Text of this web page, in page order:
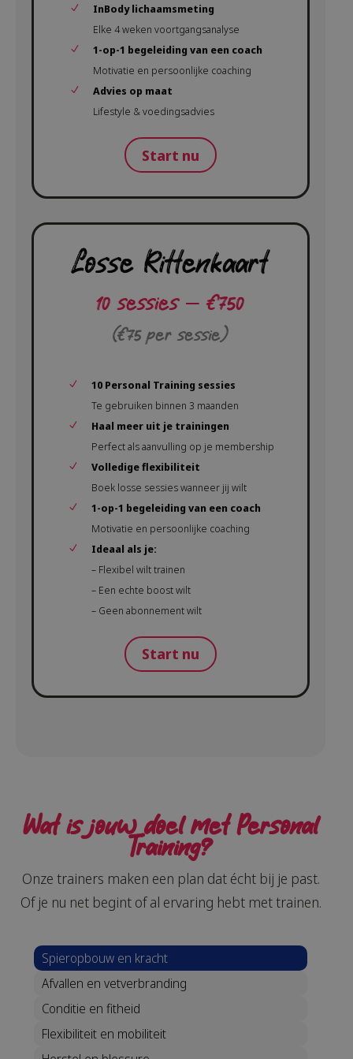
InBody lichaamsmeting
Elke 4 weken voortgangsanalyse
1-op-1 begeleiding van een coach
Motivatie en persoonlijke coaching
Advies op maat
Lifestyle & voedingsadvies
Start nu
Losse Rittenkaart
10 sessies – €750
(€75 per sessie)
10 Personal Training sessies
Te gebruiken binnen 3 maanden
Haal meer uit je trainingen
Perfect als aanvulling op je membership
Volledige flexibiliteit
Boek losse sessies wanneer jij wilt
1-op-1 begeleiding van een coach
Motivatie en persoonlijke coaching
Ideaal als je:
– Flexibel wilt trainen
– Een echte boost wilt
– Geen abonnement wilt
Start nu
Wat is jouw doel met Personal
Training?
Onze trainers maken een plan dat écht bij je past.
Of je nu net begint of al ervaring hebt met trainen.
Spieropbouw en kracht
Afvallen en vetverbranding
Conditie en fitheid
Flexibiliteit en mobiliteit